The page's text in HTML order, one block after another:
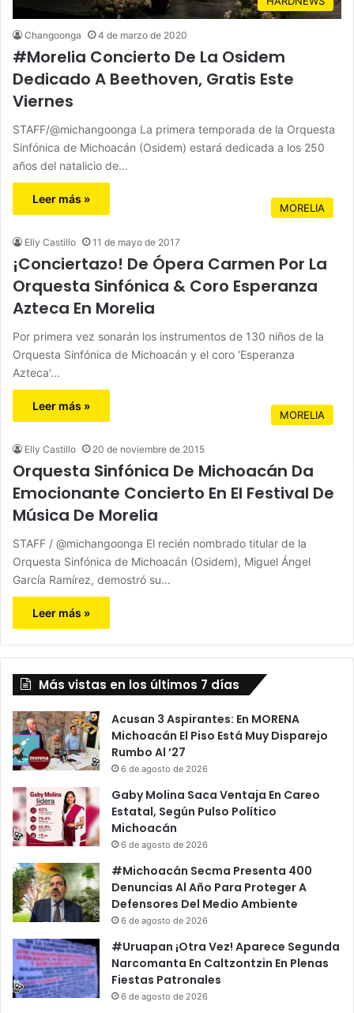
Changoonga 4 de marzo de 2020
#Morelia Concierto De La Osidem
Dedicado A Beethoven, Gratis Este
Viernes
STAFF/@michangoonga La primera temporada de la Orquesta
Sinfónica de Michoacán (Osidem) estará dedicada a los 250
años del natalicio de…
Leer más »
MORELIA
Elly Castillo 11 de mayo de 2017
¡Conciertazo! De Ópera Carmen Por La
Orquesta Sinfónica & Coro Esperanza
Azteca En Morelia
Por primera vez sonarán los instrumentos de 130 niños de la
Orquesta Sinfónica de Michoacán y el coro 'Esperanza
Azteca'...
Leer más »
MORELIA
Elly Castillo 20 de noviembre de 2015
Orquesta Sinfónica De Michoacán Da
Emocionante Concierto En El Festival De
Música De Morelia
STAFF / @michangoonga El recién nombrado titular de la
Orquesta Sinfónica de Michoacán (Osidem), Miguel Ángel
García Ramírez, demostró su…
Leer más »
Más vistas en los últimos 7 días
Acusan 3 Aspirantes: En MORENA
Michoacán El Piso Está Muy Disparejo
Rumbo Al ’27
6 de agosto de 2026
Gaby Molina Saca Ventaja En Careo
Estatal, Según Pulso Político
Michoacán
6 de agosto de 2026
#Michoacán Secma Presenta 400
Denuncias Al Año Para Proteger A
Defensores Del Medio Ambiente
6 de agosto de 2026
#Uruapan ¡Otra Vez! Aparece Segunda
Narcomanta En Caltzontzin En Plenas
Fiestas Patronales
6 de agosto de 2026